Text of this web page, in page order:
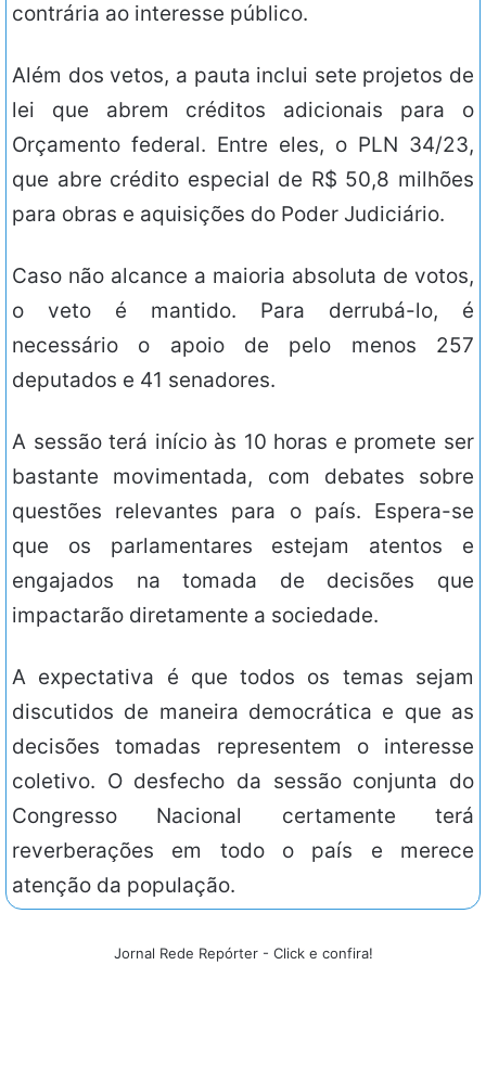
contrária ao interesse público.
Além dos vetos, a pauta inclui sete projetos de
lei que abrem créditos adicionais para o
Orçamento federal. Entre eles, o PLN 34/23,
que abre crédito especial de R$ 50,8 milhões
para obras e aquisições do Poder Judiciário.
Caso não alcance a maioria absoluta de votos,
o veto é mantido. Para derrubá-lo, é
necessário o apoio de pelo menos 257
deputados e 41 senadores.
A sessão terá início às 10 horas e promete ser
bastante movimentada, com debates sobre
questões relevantes para o país. Espera-se
que os parlamentares estejam atentos e
engajados na tomada de decisões que
impactarão diretamente a sociedade.
A expectativa é que todos os temas sejam
discutidos de maneira democrática e que as
decisões tomadas representem o interesse
coletivo. O desfecho da sessão conjunta do
Congresso Nacional certamente terá
reverberações em todo o país e merece
atenção da população.
Jornal Rede Repórter - Click e confira!